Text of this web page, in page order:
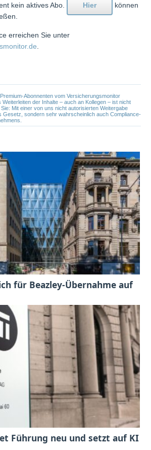
kein aktives Abo.
Hier
können
erreichen Sie unter
Abonnenten vom Versicherungsmonitor
der Inhalte – auch an Kollegen – ist nicht
Mit einer von uns nicht autorisierten Weitergabe
Gesetz, sondern sehr wahrscheinlich auch Compliance-
für Beazley-Übernahme auf
Führung neu und setzt auf KI